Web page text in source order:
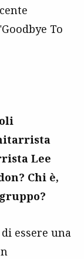
To
Lee
Chi è,
essere una